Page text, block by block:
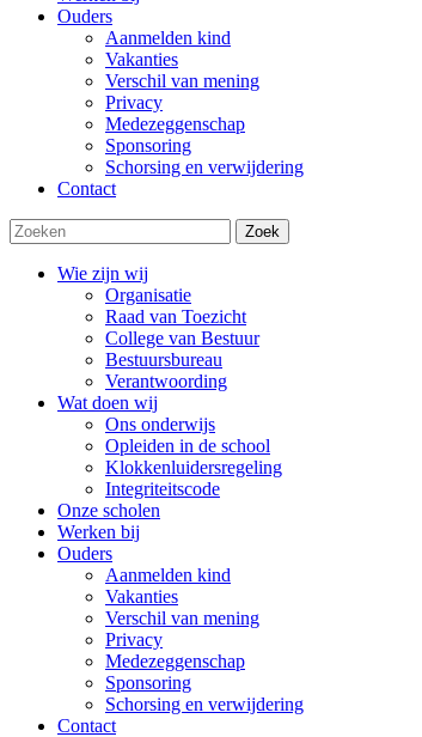
Ouders
Aanmelden kind
Vakanties
Verschil van mening
Privacy
Medezeggenschap
Sponsoring
Schorsing en verwijdering
Contact
Zoek
Wie zijn wij
Organisatie
Raad van Toezicht
College van Bestuur
Bestuursbureau
Verantwoording
Wat doen wij
Ons onderwijs
Opleiden in de school
Klokkenluidersregeling
Integriteitscode
Onze scholen
Werken bij
Ouders
Aanmelden kind
Vakanties
Verschil van mening
Privacy
Medezeggenschap
Sponsoring
Schorsing en verwijdering
Contact